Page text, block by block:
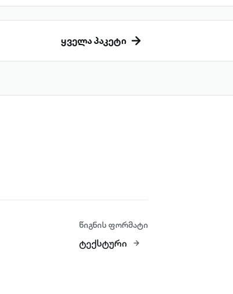
ყველა პაკეტი
წიგნის ფორმატი
ტექსტური